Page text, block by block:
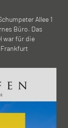
Allee 1
Büro. Das
war für die